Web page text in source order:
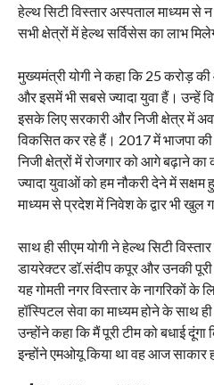
हेल्थ सिटी विस्तार अस्पताल
सभी क्षेत्रों में हेल्थ सर्विसेस का लाभ
मुख्यमंत्री योगी ने कहा कि 25 करोड़
और इसमें भी सबसे ज्यादा युवा हैं। उन्हें
इसके लिए सरकारी और निजी क्षेत्र में
विकसित कर रहे हैं। 2017 में भाजपा
निजी क्षेत्रों में रोजगार को आगे बढ़ाने
ज्यादा युवाओं को हम नौकरी देने में
माध्यम से प्रदेश में निवेश के द्वार भी खुल
साथ ही सीएम योगी ने हेल्थ सिटी
डायरेक्टर डॉ.संदीप कपूर और उनकी
यह गोमती नगर विस्तार के नागरिकों के
हॉस्पिटल सेवा का माध्यम होने के साथ
उन्होंने कहा कि मैं पूरी टीम को बधाई
इन्होंने एमओयू किया था वह आज साकार